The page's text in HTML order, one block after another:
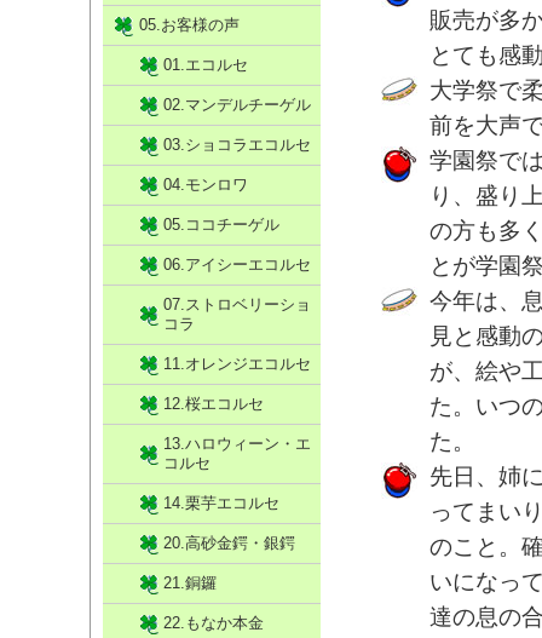
販売が多
とても感
大学祭で
前を大声
学園祭で
り、盛り
の方も多
とが学園
今年は、
見と感動
が、絵や
た。いつ
た。
先日、姉
ってまい
のこと。
いになっ
達の息の
05.お客様の声
01.エコルセ
02.マンデルチーゲル
03.ショコラエコルセ
04.モンロワ
05.ココチーゲル
06.アイシーエコルセ
07.ストロベリーショ
コラ
11.オレンジエコルセ
12.桜エコルセ
13.ハロウィーン・エ
コルセ
14.栗芋エコルセ
20.高砂金鍔・銀鍔
21.銅鑼
22.もなか本金